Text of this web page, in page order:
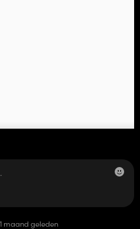
1 maand geleden